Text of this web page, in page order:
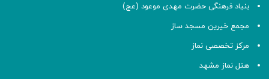
بنیاد فرهنگی حضرت مهدی موعود (عج)
مجمع خیرین مسجد ساز
مرکز تخصصی نماز
هتل نماز مشهد